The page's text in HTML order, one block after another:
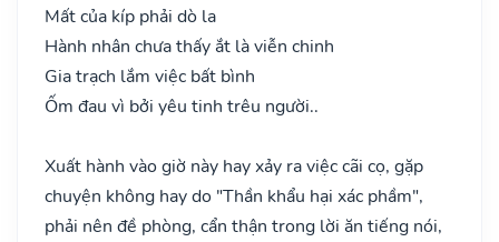
Mất của kíp phải dò la
Hành nhân chưa thấy ắt là viễn chinh
Gia trạch lắm việc bất bình
Ốm đau vì bởi yêu tinh trêu người..
Xuất hành vào giờ này hay xảy ra việc cãi cọ, gặp
chuyện không hay do "Thần khẩu hại xác phầm",
phải nên đề phòng, cẩn thận trong lời ăn tiếng nói,